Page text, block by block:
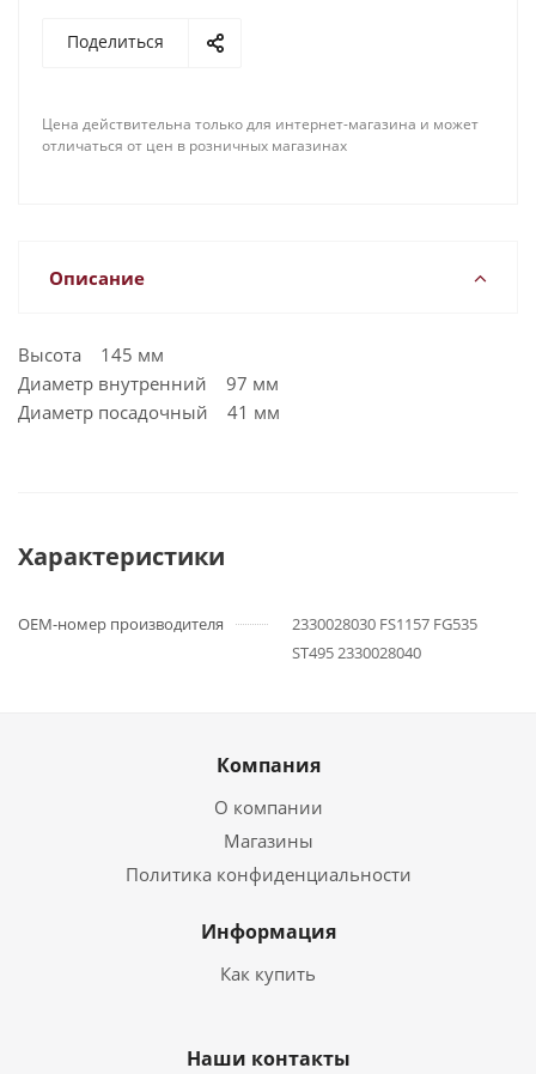
Поделиться
Цена действительна только для интернет-магазина и может
отличаться от цен в розничных магазинах
Описание
Высота 145 мм
Диаметр внутренний 97 мм
Диаметр посадочный 41 мм
Характеристики
OEM-номер производителя
2330028030 FS1157 FG535
ST495 2330028040
Компания
О компании
Магазины
Политика конфиденциальности
Информация
Как купить
Наши контакты